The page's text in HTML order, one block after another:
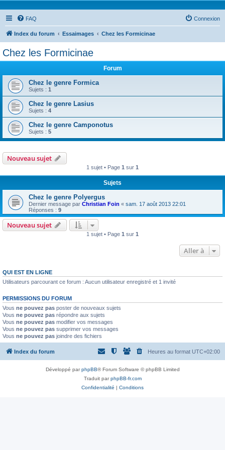
FAQ Connexion
Index du forum Essaimages Chez les Formicinae
Chez les Formicinae
Forum
Chez le genre Formica
Sujets : 1
Chez le genre Lasius
Sujets : 4
Chez le genre Camponotus
Sujets : 5
Nouveau sujet
1 sujet • Page 1 sur 1
Sujets
Chez le genre Polyergus
Dernier message par Christian Foin « sam. 17 août 2013 22:01
Réponses : 9
Nouveau sujet
1 sujet • Page 1 sur 1
Aller à
QUI EST EN LIGNE
Utilisateurs parcourant ce forum : Aucun utilisateur enregistré et 1 invité
PERMISSIONS DU FORUM
Vous ne pouvez pas poster de nouveaux sujets
Vous ne pouvez pas répondre aux sujets
Vous ne pouvez pas modifier vos messages
Vous ne pouvez pas supprimer vos messages
Vous ne pouvez pas joindre des fichiers
Index du forum Heures au format UTC+02:00
Développé parphpBB® Forum Software © phpBB Limited
Traduit parphpBB-fr.com
Confidentialité | Conditions